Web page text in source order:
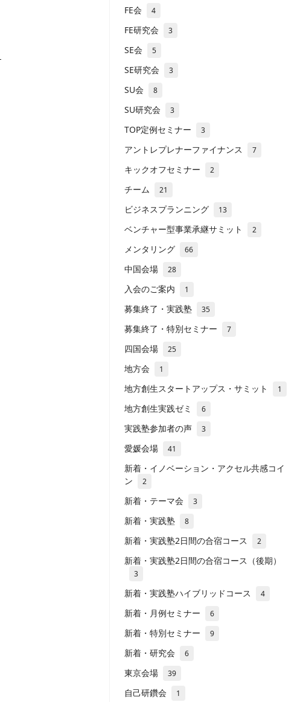
FE会 4
FE研究会 3
SE会 5
SE研究会 3
SU会 8
SU研究会 3
TOP定例セミナー 3
アントレプレナーファイナンス 7
キックオフセミナー 2
チーム 21
ビジネスプランニング 13
ベンチャー型事業承継サミット 2
メンタリング 66
中国会場 28
入会のご案内 1
募集終了・実践塾 35
募集終了・特別セミナー 7
四国会場 25
地方会 1
地方創生スタートアップス・サミット 1
地方創生実践ゼミ 6
実践塾参加者の声 3
愛媛会場 41
新着・イノベーション・アクセル共感コイ
ン
2
新着・テーマ会 3
新着・実践塾 8
新着・実践塾2日間の合宿コース 2
新着・実践塾2日間の合宿コース（後期）
3
新着・実践塾ハイブリッドコース 4
新着・月例セミナー 6
新着・特別セミナー 9
新着・研究会 6
東京会場 39
自己研鑽会 1